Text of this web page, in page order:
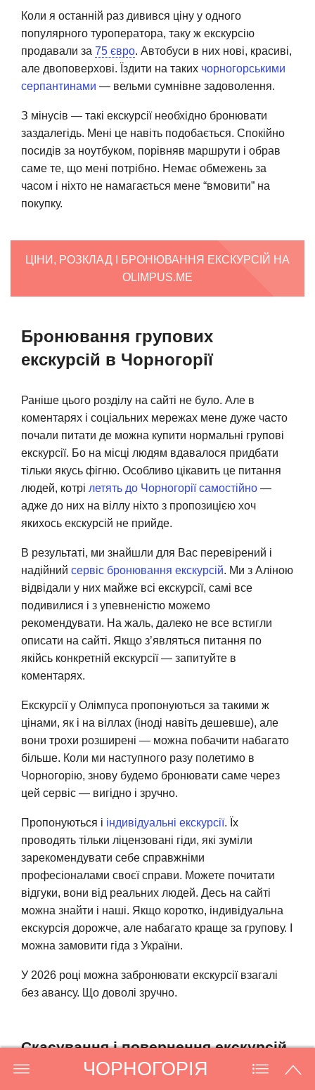
ЧОРНОГОРІЯ
Коли я останній раз дивився ціну у одного
популярного туроператора, таку ж екскурсію
продавали за 75 євро. Автобуси в них нові, красиві,
але двоповерхові. Їздити на таких чорногорськими
серпантинами — вельми сумнівне задоволення.
З мінусів — такі екскурсії необхідно бронювати
заздалегідь. Мені це навіть подобається. Спокійно
посидів за ноутбуком, порівняв маршрути і обрав
саме те, що мені потрібно. Немає обмежень за
часом і ніхто не намагається мене “вмовити” на
покупку.
ЦІНИ, РОЗКЛАД І БРОНЮВАННЯ ЕКСКУРСІЙ НА
OLIMPUS.ME
Бронювання групових
екскурсій в Чорногорії
Раніше цього розділу на сайті не було. Але в
коментарях і соціальних мережах мене дуже часто
почали питати де можна купити нормальні групові
екскурсії. Бо на місці людям вдавалося придбати
тільки якусь фігню. Особливо цікавить це питання
людей, котрі летять до Чорногорії самостійно —
адже до них на віллу ніхто з пропозицією хоч
якихось екскурсій не прийде.
В результаті, ми знайшли для Вас перевірений і
надійний сервіс бронювання екскурсій. Ми з Аліною
відвідали у них майже всі екскурсії, самі все
подивилися і з упевненістю можемо
рекомендувати. На жаль, далеко не все встигли
описати на сайті. Якщо з’являться питання по
якійсь конкретній екскурсії — запитуйте в
коментарях.
Екскурсії у Олімпуса пропонуються за такими ж
цінами, як і на віллах (іноді навіть дешевше), але
вони трохи розширені — можна побачити набагато
більше. Коли ми наступного разу полетимо в
Чорногорію, знову будемо бронювати саме через
цей сервіс — вигідно і зручно.
Пропонуються і індивідуальні екскурсії. Їх
проводять тільки ліцензовані гіди, які зуміли
зарекомендувати себе справжніми
професіоналами своєї справи. Можете почитати
відгуки, вони від реальних людей. Десь на сайті
можна знайти і наші. Якщо коротко, індивідуальна
екскурсія дорожче, але набагато краще за групову. І
можна замовити гіда з України.
У 2026 році можна забронювати екскурсії взагалі
без авансу. Що доволі зручно.
Скасування і повернення екскурсій